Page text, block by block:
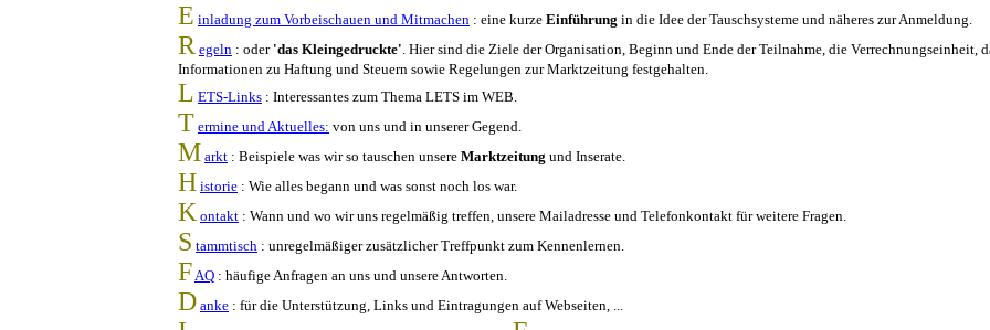
E inladung zum Vorbeischauen und Mitmachen : eine kurze Einführung in die Idee der Tauschsysteme und näheres zur Anmeldung.
R egeln : oder 'das Kleingedruckte'. Hier sind die Ziele der Organisation, Beginn und Ende der Teilnahme, die Verrechnungseinheit,
Informationen zu Haftung und Steuern sowie Regelungen zur Marktzeitung festgehalten.
L ETS-Links : Interessantes zum Thema LETS im WEB.
T ermine und Aktuelles: von uns und in unserer Gegend.
M arkt : Beispiele was wir so tauschen unsere Marktzeitung und Inserate.
H istorie : Wie alles begann und was sonst noch los war.
K ontakt : Wann und wo wir uns regelmäßig treffen, unsere Mailadresse und Telefonkontakt für weitere Fragen.
S tammtisch : unregelmäßiger zusätzlicher Treffpunkt zum Kennenlernen.
FAQ : häufige Anfragen an uns und unsere Antworten.
D anke : für die Unterstützung, Links und Eintragungen auf Webseiten, ...